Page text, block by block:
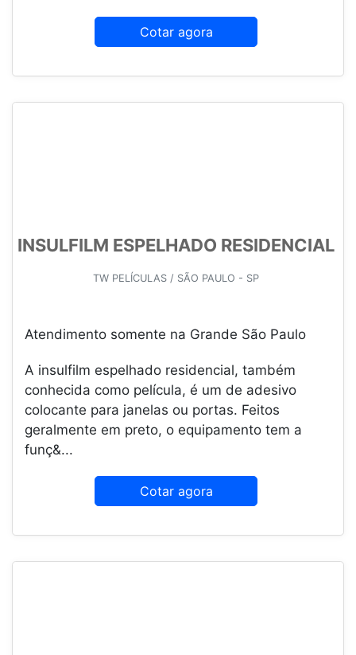
Cotar agora
INSULFILM ESPELHADO RESIDENCIAL
TW PELÍCULAS / SÃO PAULO - SP
Atendimento somente na Grande São Paulo
A insulfilm espelhado residencial, também
conhecida como película, é um de adesivo
colocante para janelas ou portas. Feitos
geralmente em preto, o equipamento tem a
funç&...
Cotar agora